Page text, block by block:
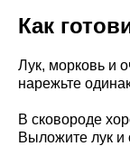
Как
Лук, морковь и
нарежьте
В сковороде
Выложите лук и